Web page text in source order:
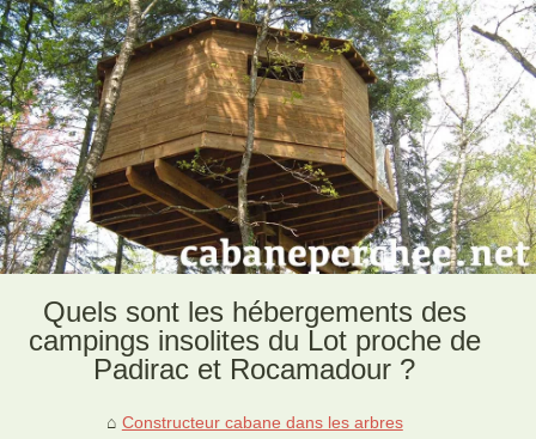
Quels sont les hébergements des
campings insolites du Lot proche de
Padirac et Rocamadour ?
Constructeur cabane dans les arbres